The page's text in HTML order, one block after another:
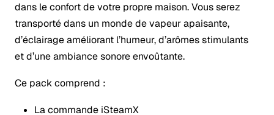
dans le confort de votre propre maison. Vous serez
transporté dans un monde de vapeur apaisante,
d’éclairage améliorant l’humeur, d’arômes stimulants
et d’une ambiance sonore envoûtante.
Ce pack comprend :
La commande iSteamX